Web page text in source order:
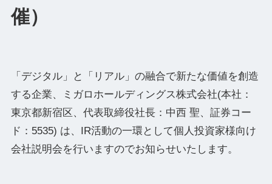
催）
「デジタル」と「リアル」の融合で新たな価値を創造
する企業、ミガロホールディングス株式会社(本社：
東京都新宿区、代表取締役社⻑：中⻄ 聖、証券コー
ド：5535) は、IR活動の一環として個人投資家様向け
会社説明会を行いますのでお知らせいたします。